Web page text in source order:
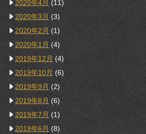
2020年4月 (11)
2020年3月 (3)
2020年2月 (1)
2020年1月 (4)
2019年12月 (4)
2019年10月 (6)
2019年9月 (2)
2019年8月 (6)
2019年7月 (1)
2019年6月 (8)